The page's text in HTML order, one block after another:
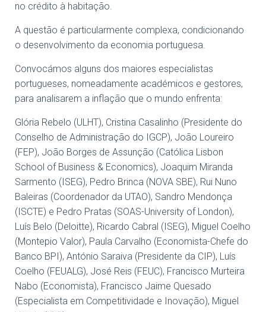
no crédito à habitação.
A questão é particularmente complexa, condicionando
o desenvolvimento da economia portuguesa.
Convocámos alguns dos maiores especialistas
portugueses, nomeadamente académicos e gestores,
para analisarem a inflação que o mundo enfrenta:
Glória Rebelo (ULHT), Cristina Casalinho (Presidente do
Conselho de Administração do IGCP), João Loureiro
(FEP), João Borges de Assunção (Católica Lisbon
School of Business & Economics), Joaquim Miranda
Sarmento (ISEG), Pedro Brinca (NOVA SBE), Rui Nuno
Baleiras (Coordenador da UTAO), Sandro Mendonça
(ISCTE) e Pedro Pratas (SOAS-University of London),
Luís Belo (Deloitte), Ricardo Cabral (ISEG), Miguel Coelho
(Montepio Valor), Paula Carvalho (Economista-Chefe do
Banco BPI), António Saraiva (Presidente da CIP), Luís
Coelho (FEUALG), José Reis (FEUC), Francisco Murteira
Nabo (Economista), Francisco Jaime Quesado
(Especialista em Competitividade e Inovação), Miguel